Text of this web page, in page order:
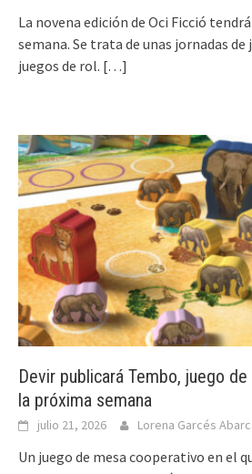
La novena edición de Oci Ficció
semana. Se trata de unas jornadas de
juegos de rol. […]
Devir publicará Tembo, juego
la próxima semana
julio 21, 2026 Lorena Garcés
Un juego de mesa cooperativo en el